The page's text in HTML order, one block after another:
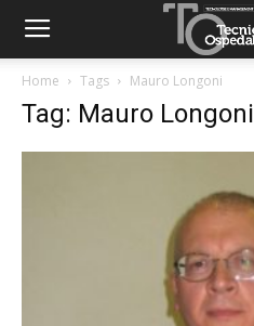
Home Tags Mauro Longoni
Tag: Mauro Longoni